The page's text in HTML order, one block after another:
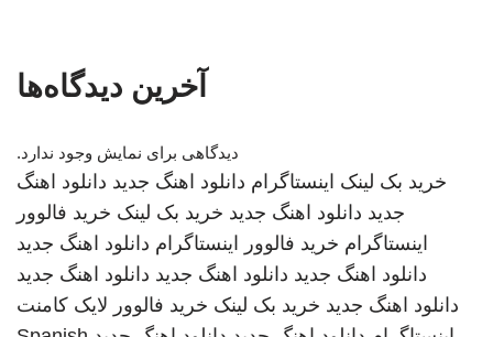
آخرین دیدگاه‌ها
دیدگاهی برای نمایش وجود ندارد.
خرید بک لینک اینستاگرام دانلود اهنگ جدید دانلود اهنگ
جدید دانلود اهنگ جدید خرید بک لینک خرید فالوور
اینستاگرام خرید فالوور اینستاگرام دانلود اهنگ جدید
دانلود اهنگ جدید دانلود اهنگ جدید دانلود اهنگ جدید
دانلود اهنگ جدید خرید بک لینک خرید فالوور لایک کامنت